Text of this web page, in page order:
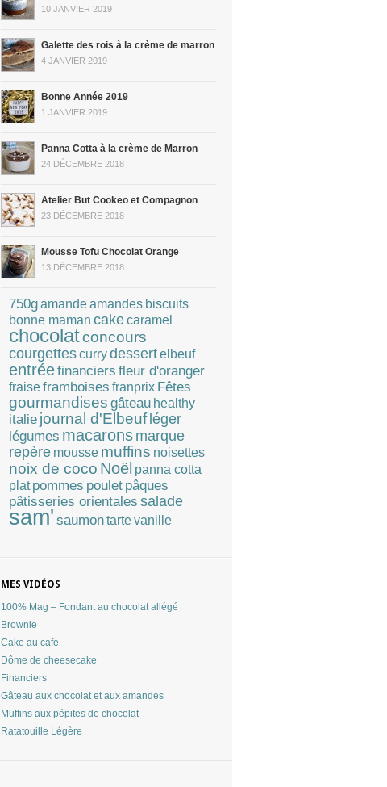
10 JANVIER 2019
Galette des rois à la crème de marron
4 JANVIER 2019
Bonne Année 2019
1 JANVIER 2019
Panna Cotta à la crème de Marron
24 DÉCEMBRE 2018
Atelier But Cookeo et Compagnon
23 DÉCEMBRE 2018
Mousse Tofu Chocolat Orange
13 DÉCEMBRE 2018
750gamandeamandes biscuits
bonne maman cakecaramel
chocolatconcours
courgettescurrydessertelbeuf
entréefinanciers fleur d'oranger
fraiseframboises franprix Fêtes
gourmandises gâteau healthy
italie journal d'Elbeuf léger
légumes macarons marque
repère mousse muffins noisettes
noix de coco Noël panna cotta
plat pommes poulet pâques
pâtisseries orientales salade
sam' saumontartevanille
MES VIDÉOS
100% Mag – Fondant au chocolat allégé
Brownie
Cake au café
Dôme de cheesecake
Financiers
Gâteau aux chocolat et aux amandes
Muffins aux pépites de chocolat
Ratatouille Légère